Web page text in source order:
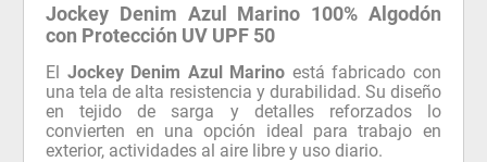
Jockey Denim Azul Marino 100% Algodón
con Protección UV UPF 50
El Jockey Denim Azul Marino está fabricado con
una tela de alta resistencia y durabilidad. Su diseño
en tejido de sarga y detalles reforzados lo
convierten en una opción ideal para trabajo en
exterior, actividades al aire libre y uso diario.